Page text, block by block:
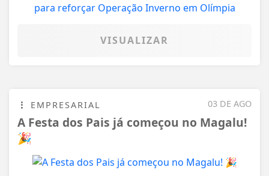
VISUALIZAR
03 DE AGO
EMPRESARIAL
A Festa dos Pais já começou no Magalu!
🎉